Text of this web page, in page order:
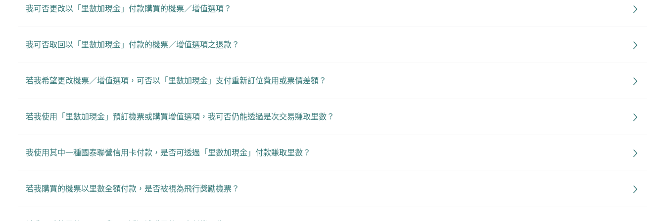
我可否更改以「里數加現金」付款購買的機票／增值選項？
我可否取回以「里數加現金」付款的機票／增值選項之退款？
若我希望更改機票／增值選項，可否以「里數加現金」支付重新訂位費用或票價差額？
若我使用「里數加現金」預訂機票或購買增值選項，我可否仍能透過是次交易賺取里數？
我使用其中一種國泰聯營信用卡付款，是否可透過「里數加現金」付款賺取里數？
若我購買的機票以里數全額付款，是否被視為飛行獎勵機票？